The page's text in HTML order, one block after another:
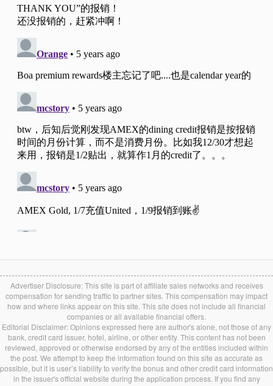
Advertiser Disclosure: This site is part of affiliate sales networks and receives
compensation for sending traffic to partner sites. This compensation may impact
how and where links appear on this site. This site does not include all financial
companies or all available financial offers.
Editorial Disclaimer: Opinions expressed here are author's alone, not those of any
bank, credit card issuer, hotel, airline, or other entity. This content has not been
reviewed, approved or otherwise endorsed by any of the entities included within
the post. We attempt to keep the information found on this site as accurate as
possible, but it is user’s liability to verify the bonus and other credit card information
in the issuer's official website during the application process. If you find any